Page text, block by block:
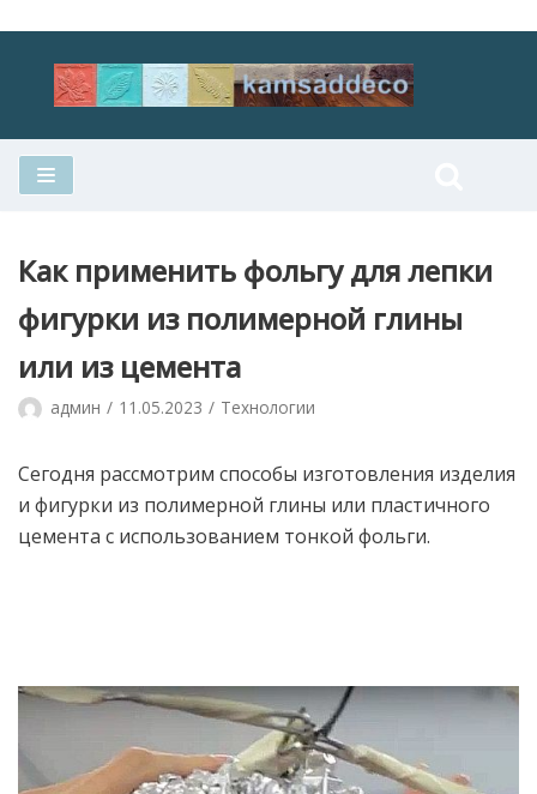
Перейти
Как применить фольгу для лепки
фигурки из полимерной глины
или из цемента
админ 11.05.2023 Технологии
Сегодня рассмотрим способы изготовления изделия
и фигурки из полимерной глины или пластичного
цемента с использованием тонкой фольги.